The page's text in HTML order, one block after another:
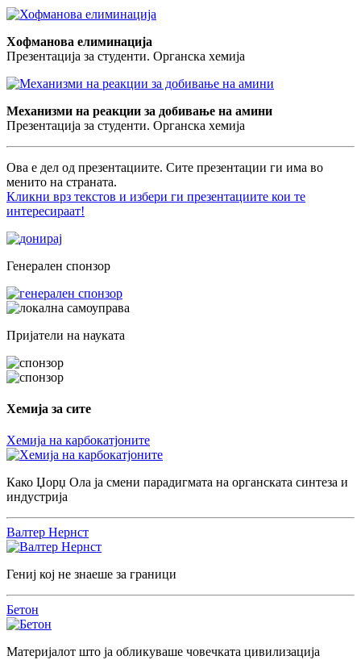
Хофманова елиминација
Презентација за студенти. Органска хемија
Механизми на реакции за добивање на амини
Презентација за студенти. Органска хемија
Ова е дел од презентациите. Сите презентации ги има во
менито на страната.
Кликни врз текстов и избери ги презентациите кои те
интересираат!
Генерален спонзор
Пријатели на науката
Хемија за сите
Хемија на карбокатјоните
Како Џорџ Ола ја смени парадигмата на органската синтеза и
индустрија
Валтер Нернст
Гениј кој не знаеше за граници
Бетон
Материјалот што ја обликуваше човечката цивилизација